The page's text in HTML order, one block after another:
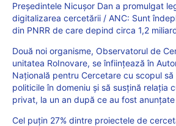
Președintele Nicușor Dan a promulgat
digitalizarea cercetării / ANC: Sunt
din PNRR de care depind circa 1,2
Două noi organisme, Observatorul de
unitatea RoInovare, se înființează în
Națională pentru Cercetare cu scopul
politicile în domeniu și să susțină relația
privat, la un an după ce au fost
Cel puțin 27% dintre proiectele de